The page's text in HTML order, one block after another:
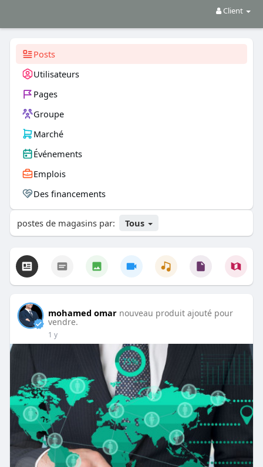
Client
Posts
Utilisateurs
Pages
Groupe
Marché
Événements
Emplois
Des financements
postes de magasins par: Tous
mohamed omar nouveau produit ajouté pour
vendre.
1 y